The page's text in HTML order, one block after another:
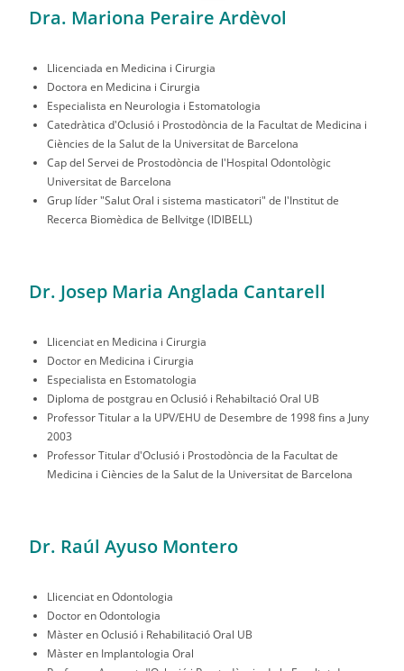
Dra. Mariona Peraire Ardèvol
Llicenciada en Medicina i Cirurgia
Doctora en Medicina i Cirurgia
Especialista en Neurologia i Estomatologia
Catedràtica d'Oclusió i Prostodòncia de la Facultat de Medicina i
Ciències de la Salut de la Universitat de Barcelona
Cap del Servei de Prostodòncia de l'Hospital Odontològic
Universitat de Barcelona
Grup líder "Salut Oral i sistema masticatori" de l'Institut de
Recerca Biomèdica de Bellvitge (IDIBELL)
Dr. Josep Maria Anglada Cantarell
Llicenciat en Medicina i Cirurgia
Doctor en Medicina i Cirurgia
Especialista en Estomatologia
Diploma de postgrau en Oclusió i Rehabiltació Oral UB
Professor Titular a la UPV/EHU de Desembre de 1998 fins a Juny
2003
Professor Titular d'Oclusió i Prostodòncia de la Facultat de
Medicina i Ciències de la Salut de la Universitat de Barcelona
Dr. Raúl Ayuso Montero
Llicenciat en Odontologia
Doctor en Odontologia
Màster en Oclusió i Rehabilitació Oral UB
Màster en Implantologia Oral